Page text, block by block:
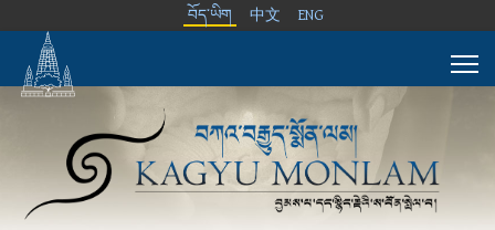
བོད་ཡིག 中文 ENG